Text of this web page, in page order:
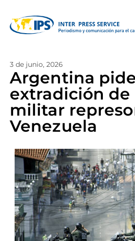
3 de junio, 2026
Argentina
extradición de
militar
Venezuela